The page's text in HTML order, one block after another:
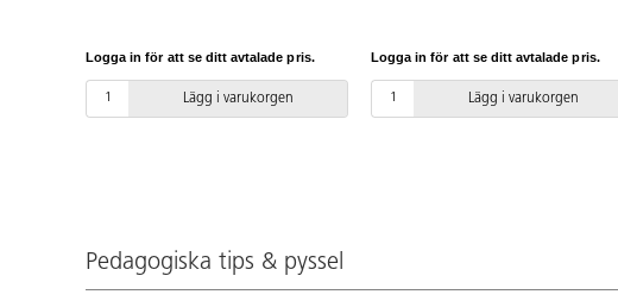
Logga in för att se ditt avtalade pris.
Lägg i varukorgen
Logga in för att se ditt avtalade pris.
Lägg i varukorgen
Pedagogiska tips & pyssel